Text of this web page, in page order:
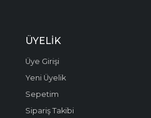
ÜYELIK
Üye Girişi
Yeni Üyelik
Sepetim
Sipariş Takibi